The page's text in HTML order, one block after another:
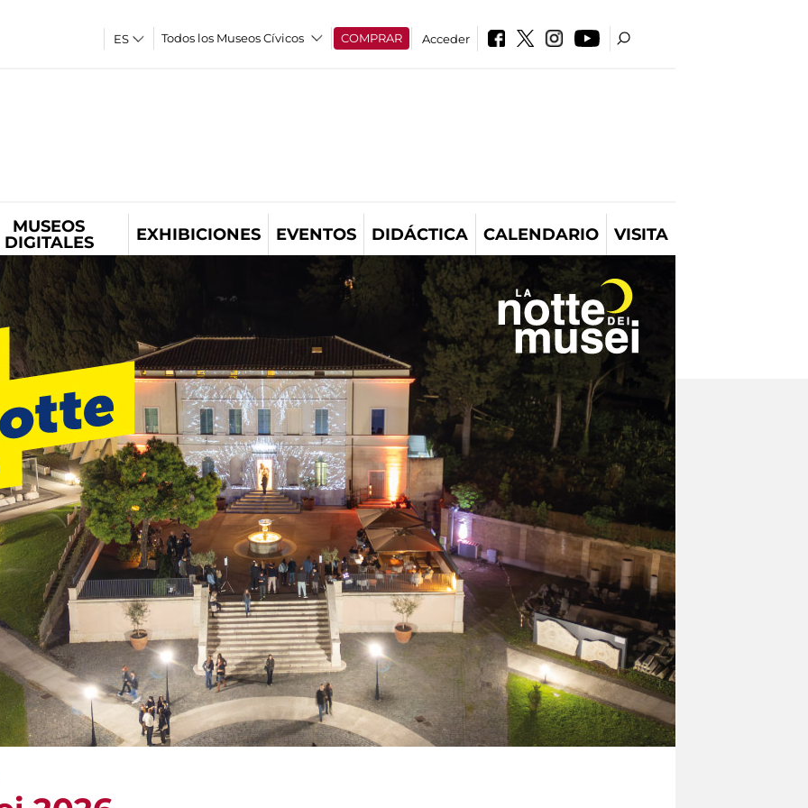
Todos los Museos Cívicos COMPRAR Acceder
MUSEOS
DIGITALES
EXHIBICIONES EVENTOS DIDÁCTICA CALENDARIO VISITA